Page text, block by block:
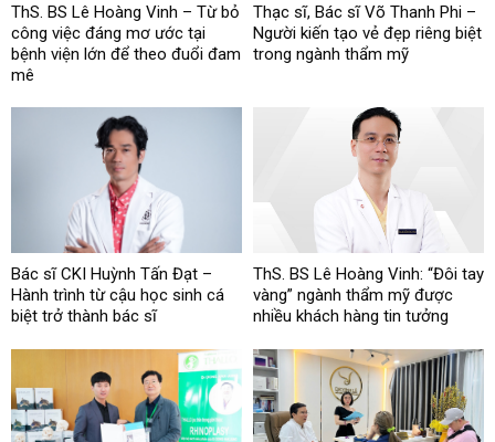
ThS. BS Lê Hoàng Vinh – Từ bỏ
công việc đáng mơ ước tại
bệnh viện lớn để theo đuổi đam
mê
Thạc sĩ, Bác sĩ Võ Thanh Phi –
Người kiến tạo vẻ đẹp riêng biệt
trong ngành thẩm mỹ
Bác sĩ CKI Huỳnh Tấn Đạt –
Hành trình từ cậu học sinh cá
biệt trở thành bác sĩ
ThS. BS Lê Hoàng Vinh: “Đôi tay
vàng” ngành thẩm mỹ được
nhiều khách hàng tin tưởng